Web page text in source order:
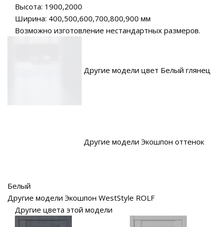
Высота: 1900,2000
Ширина: 400,500,600,700,800,900 мм
Возможно изготовление нестандартных размеров.
Другие модели цвет Белый глянец
Другие модели Экошпон оттенок
Белый
Другие модели Экошпон WestStyle ROLF
Другие цвета этой модели